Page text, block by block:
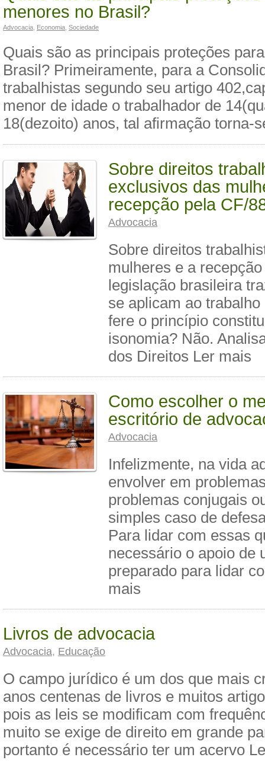
menores no Brasil?
Advocacia Economia Sociedade
Quais são as principais proteções
Brasil? Primeiramente, para a
trabalhistas segundo seu artigo
menor de idade o trabalhador de
18(dezoito) anos, tal afirmação torna-
Sobre direitos
exclusivos das
recepção pela CF/
Advocacia
Sobre direitos
mulheres e a
legislação brasileira
se aplicam ao
fere o princípio
isonomia? Não.
dos Direitos Ler mais
Como escolher o
escritório de
Advocacia
Infelizmente, na vida
envolver em
problemas conjugais
simples caso de
Para lidar com essas
necessário o apoio de
preparado para lidar
mais
Livros de advocacia
Advocacia, Educação
O campo jurídico é um dos que mais
anos centenas de livros e muitos
pois as leis se modificam com
muito se exige de direito em grande
portanto é necessário ter um acervo